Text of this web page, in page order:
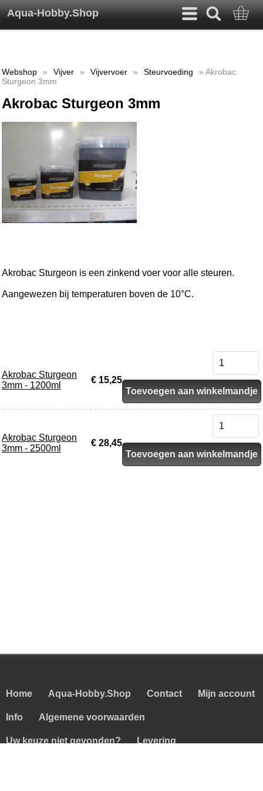
Aqua-Hobby.Shop
Webshop » Vijver » Vijvervoer » Steurvoeding
» Akrobac
Sturgeon 3mm
Akrobac Sturgeon 3mm
Akrobac Sturgeon is een zinkend voer voor alle steuren.
Aangewezen bij temperaturen boven de 10°C.
Akrobac Sturgeon
3mm - 1200ml
€ 15,25
Toevoegen aan winkelmandje
Akrobac Sturgeon
3mm - 2500ml
€ 28,45
Toevoegen aan winkelmandje
Home Aqua-Hobby.Shop Contact Mijn account
Info Algemene voorwaarden
Uw keuze niet gevonden? Levering